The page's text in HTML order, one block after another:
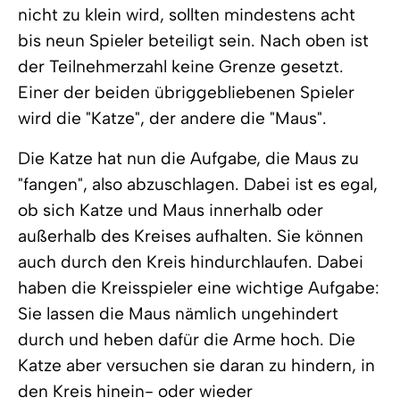
nicht zu klein wird, sollten mindestens acht
bis neun Spieler beteiligt sein. Nach oben ist
der Teilnehmerzahl keine Grenze gesetzt.
Einer der beiden übriggebliebenen Spieler
wird die "Katze", der andere die "Maus".
Die Katze hat nun die Aufgabe, die Maus zu
"fangen", also abzuschlagen. Dabei ist es egal,
ob sich Katze und Maus innerhalb oder
außerhalb des Kreises aufhalten. Sie können
auch durch den Kreis hindurchlaufen. Dabei
haben die Kreisspieler eine wichtige Aufgabe:
Sie lassen die Maus nämlich ungehindert
durch und heben dafür die Arme hoch. Die
Katze aber versuchen sie daran zu hindern, in
den Kreis hinein- oder wieder